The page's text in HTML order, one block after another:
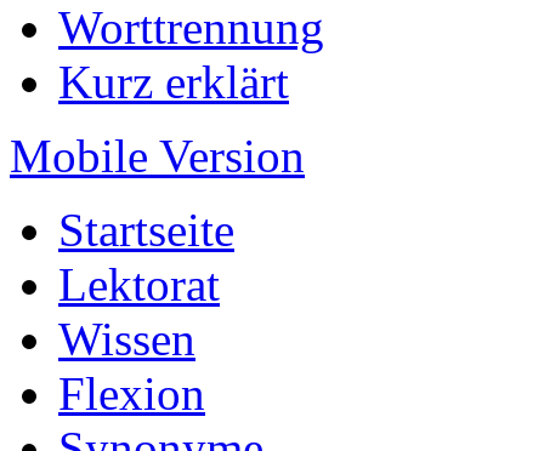
Worttrennung
Kurz erklärt
Mobile Version
Startseite
Lektorat
Wissen
Flexion